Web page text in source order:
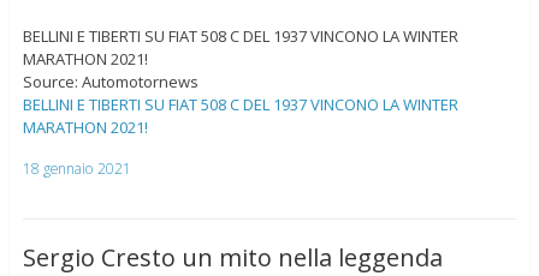
BELLINI E TIBERTI SU FIAT 508 C DEL 1937 VINCONO LA WINTER
MARATHON 2021!
Source: Automotornews
BELLINI E TIBERTI SU FIAT 508 C DEL 1937 VINCONO LA WINTER
MARATHON 2021!
18 gennaio 2021
Sergio Cresto un mito nella leggenda